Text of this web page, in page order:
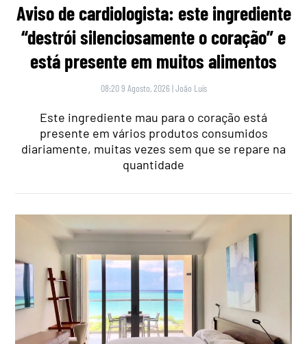
Aviso de cardiologista: este ingrediente
“destrói silenciosamente o coração” e
está presente em muitos alimentos
08:20 9 Agosto, 2026 |João Luís
Este ingrediente mau para o coração está
presente em vários produtos consumidos
diariamente, muitas vezes sem que se repare na
quantidade